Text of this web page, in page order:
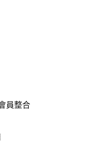
員整合